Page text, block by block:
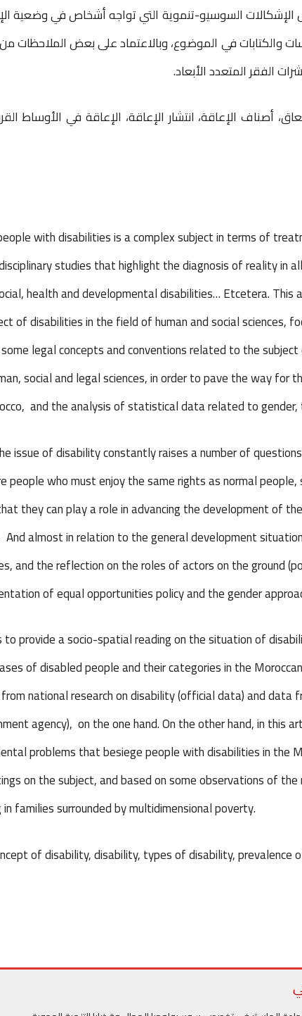
السوسيو-تنموية التي تواجه أشخاص في وضعية
والكتابات في الموضوع، وبالاعتماد على بعض الملاحظات
الفقر المتعدد الأبعاد.
أصناف الإعاقة، انتشار الإعاقة، الإعاقة في الأوساط
with disabilities is a complex subject in terms of
studies that highlight the diagnosis of reality in
health and developmental disabilities… Etcetera. This
of disabilities in the field of human and social sciences,
legal concepts and conventions related to the
social and legal sciences, in order to pave the way for
and the analysis of statistical data related to
issue of disability constantly raises a number of
people who must enjoy the same rights as normal
they can play a role in advancing the development of
almost in relation to the general development
and the reflection on the roles of actors on the ground
of equal opportunities policy and the gender
to provide a socio-spatial reading on the situation of
of disabled people and their categories in the
national research on disability (official data) and data
agency), on the one hand. On the other hand, in this
problems that besiege people with disabilities in the
on the subject, and based on some observations of
families surrounded by multidimensional poverty.
of disability, disability, types of disability, prevalence